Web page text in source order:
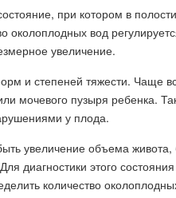
при котором в
околоплодных вод
увеличение.
и степеней тяжести. Чаще
мочевого пузыря ребенка.
у плода.
увеличение объема
диагностики этого
количество